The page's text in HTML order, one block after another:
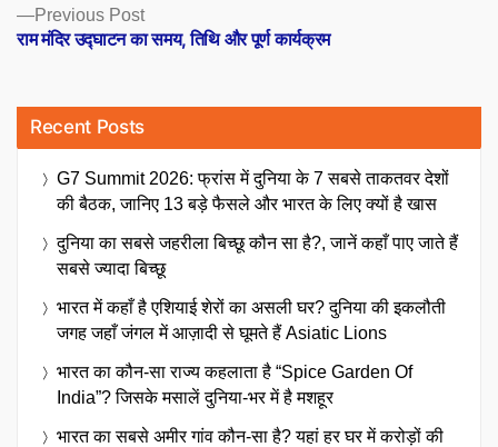
Previous PostPrevious
post:
राम मंदिर उद्घाटन का समय, तिथि और पूर्ण कार्यक्रम
Recent Posts
G7 Summit 2026: फ्रांस में दुनिया के 7 सबसे ताकतवर देशों
की बैठक, जानिए 13 बड़े फैसले और भारत के लिए क्यों है खास
दुनिया का सबसे जहरीला बिच्छू कौन सा है?, जानें कहाँ पाए जाते हैं
सबसे ज्यादा बिच्छू
भारत में कहाँ है एशियाई शेरों का असली घर? दुनिया की इकलौती
जगह जहाँ जंगल में आज़ादी से घूमते हैं Asiatic Lions
भारत का कौन-सा राज्य कहलाता है “Spice Garden Of
India”? जिसके मसालें दुनिया-भर में है मशहूर
भारत का सबसे अमीर गांव कौन-सा है? यहां हर घर में करोड़ों की